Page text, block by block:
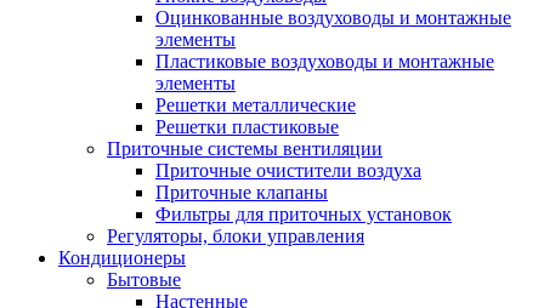
Оцинкованные воздуховоды и монтажные
элементы
Пластиковые воздуховоды и монтажные
элементы
Решетки металлические
Решетки пластиковые
Приточные системы вентиляции
Приточные очистители воздуха
Приточные клапаны
Фильтры для приточных установок
Регуляторы, блоки управления
Кондиционеры
Бытовые
Настенные